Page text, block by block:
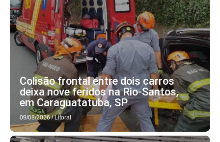
Colisão frontal entre dois carros
deixa nove feridos na Rio-Santos,
em Caraguatatuba, SP
09/08/2026 / Litoral